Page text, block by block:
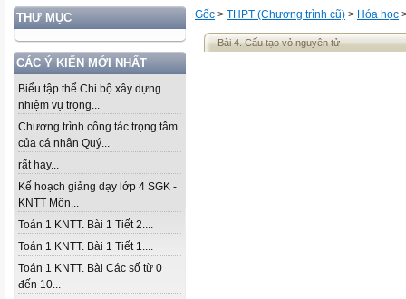
THƯ MỤC
CÁC Ý KIẾN MỚI NHẤT
Biểu tập thể Chi bộ xây dựng
nhiệm vụ trọng...
Chương trình công tác trọng tâm
của cá nhân Quý...
rất hay...
Kế hoạch giảng dạy lớp 4 SGK -
KNTT Môn...
Toán 1 KNTT. Bài 1 Tiết 2....
Toán 1 KNTT. Bài 1 Tiết 1....
Toán 1 KNTT. Bài Các số từ 0
đến 10...
Gốc > THPT (Chương trình cũ) > Hóa học
Bài 4. Cấu tạo vỏ nguyên tử